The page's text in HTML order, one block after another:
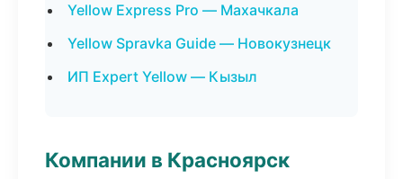
Yellow Express Pro — Махачкала
Yellow Spravka Guide — Новокузнецк
ИП Expert Yellow — Кызыл
Компании в Красноярск